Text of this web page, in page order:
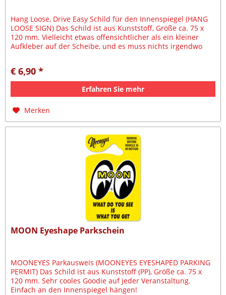
Hang Loose, Drive Easy Schild für den Innenspiegel (HANG
LOOSE SIGN) Das Schild ist aus Kunststoff, Größe ca. 75 x
120 mm. Vielleicht etwas offensichtlicher als ein kleiner
Aufkleber auf der Scheibe, und es muss nichts irgendwo
€ 6,90 *
Erfahren Sie mehr
Merken
MOON Eyeshape Parkschein
MOONEYES Parkausweis (MOONEYES EYESHAPED PARKING
PERMIT) Das Schild ist aus Kunststoff (PP), Größe ca. 75 x
120 mm. Sehr cooles Goodie auf jeder Veranstaltung.
Einfach an den Innenspiegel hängen!